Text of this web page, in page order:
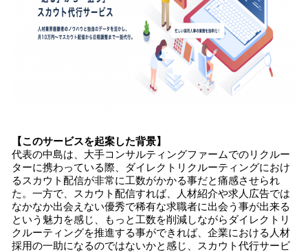
【このサービスを起案した背景】
代表の中島は、大手コンサルティングファームでのリクルー
ターに携わっている際、ダイレクトリクルーティングにおけ
るスカウト配信が非常に工数がかかる事だと痛感させられ
た。一方で、スカウト配信すれば、人材紹介や求人広告では
なかなか出会えない優秀で稀有な求職者に出会う事が出来る
という魅力を感じ、もっと工数を削減しながらダイレクトリ
クルーティングを推進する事ができれば、企業における人材
採用の一助になるのではないかと感じ、スカウト代行サービ